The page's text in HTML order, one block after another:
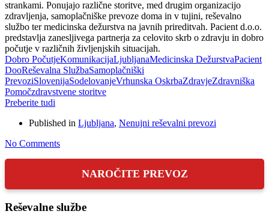
strankami. Ponujajo različne storitve, med drugim organizacijo
zdravljenja, samoplačniške prevoze doma in v tujini, reševalno
službo ter medicinska dežurstva na javnih prireditvah. Pacient d.o.o.
predstavlja zanesljivega partnerja za celovito skrb o zdravju in dobro
počutje v različnih življenjskih situacijah.
Dobro PočutjeKomunikacijaLjubljanaMedicinska DežurstvaPacient
DooReševalna SlužbaSamoplačniški
PrevoziSlovenijaSodelovanjeVrhunska OskrbaZdravjeZdravniška
Pomočzdravstvene storitve
Preberite tudi
Published in Ljubljana, Nenujni reševalni prevozi
No Comments
NAROČITE PREVOZ
Reševalne službe